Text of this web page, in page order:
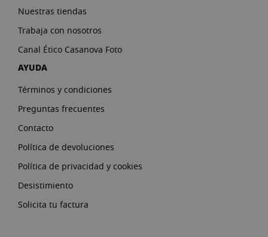
Nuestras tiendas
Trabaja con nosotros
Canal Ético Casanova Foto
AYUDA
Términos y condiciones
Preguntas frecuentes
Contacto
Política de devoluciones
Política de privacidad y cookies
Desistimiento
Solicita tu factura